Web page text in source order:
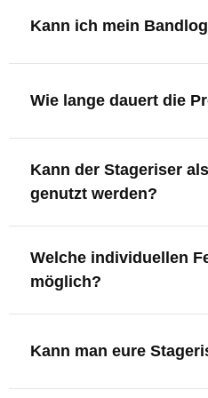
ergonomisch, sicher und
Kann ich mein
deine Bühne, deine Marke.
Wie lange dauert die
innerhalb Deutschlands
Kann der Stageriser
genutzt werden?
oder Zubehör nutzen.
Welche individuellen
möglich?
XLR-Brücke /
Setlist-Clip
Kann man eure